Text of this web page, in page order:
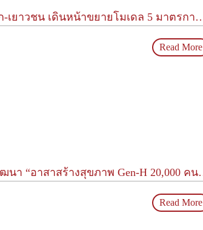
บุรี สร้างสถานศึกษาปลอดภัยทั่วประเทศ ยกระดับวินัยจราจร หนุนเยาวชนสร้างสรรค์สื่
Read More
3H ผู้สื่อสารข้อมูลเกี่ยวกับสุขภาพ-สร้างสรรค์เนื้อหา-เป็นผู้นำทางความคิด ลดปัจจัยเส
Read More